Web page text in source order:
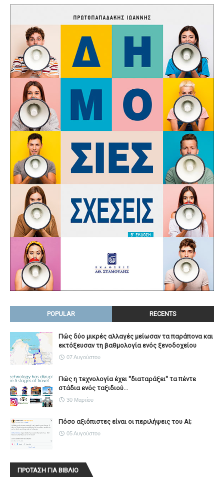
POPULAR RECENTS
Πώς δύο μικρές αλλαγές μείωσαν τα παράπονα και
εκτόξευσαν τη βαθμολογία ενός ξενοδοχείου
07 Αυγούστου
Πώς η τεχνολογία έχει ''διαταράξει'' τα πέντε
στάδια ενός ταξιδιού...
30 Μαρτίου
Πόσο αξιόπιστες είναι οι περιλήψεις του ΑΙ;
05 Αυγούστου
ΠΡΟΤΑΣΗ ΓΙΑ ΒΙΒΛΙΟ